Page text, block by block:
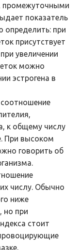
промежуточными
показатель
определить: при
присутствует
увеличении
можно
эстрогена в
к общему числу
При высоком
говорить об
числу. Обычно
ниже
но при
стоит